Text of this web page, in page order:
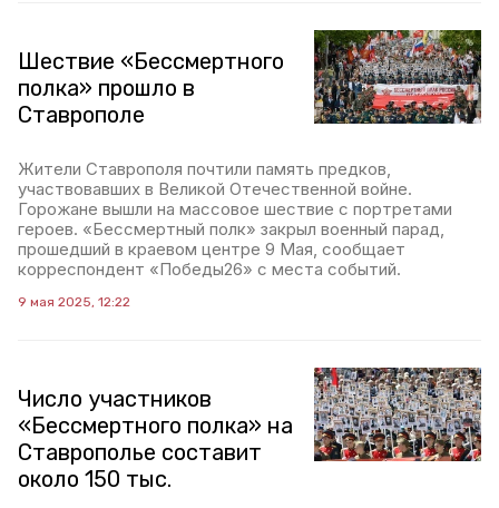
Шествие «Бессмертного
полка» прошло в
Ставрополе
Жители Ставрополя почтили память предков,
участвовавших в Великой Отечественной войне.
Горожане вышли на массовое шествие с портретами
героев. «Бессмертный полк» закрыл военный парад,
прошедший в краевом центре 9 Мая, сообщает
корреспондент «Победы26» с места событий.
9 мая 2025, 12:22
Число участников
«Бессмертного полка» на
Ставрополье составит
около 150 тыс.